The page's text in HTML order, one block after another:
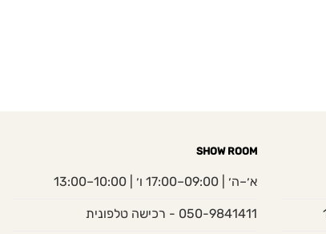
SHOW ROOM
א׳–ה׳ | 09:00–17:00 ו׳ | 10:00–13:00
050-9841411 - רכישה טלפונית